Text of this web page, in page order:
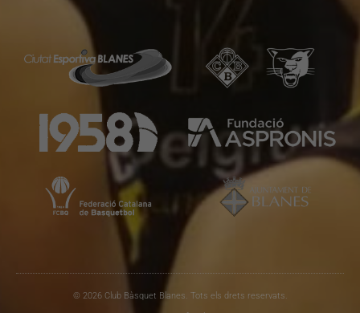
© 2026 Club Bàsquet Blanes. Tots els drets reservats.